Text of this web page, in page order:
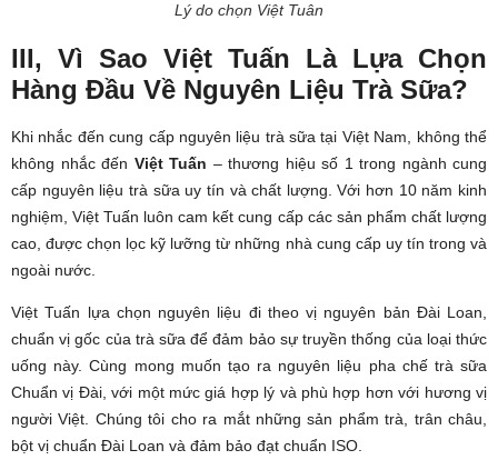
Lý do chọn Việt Tuân
III, Vì Sao Việt Tuấn Là Lựa Chọn
Hàng Đầu Về Nguyên Liệu Trà Sữa?
Khi nhắc đến cung cấp nguyên liệu trà sữa tại Việt Nam, không thể
không nhắc đến Việt Tuấn – thương hiệu số 1 trong ngành cung
cấp nguyên liệu trà sữa uy tín và chất lượng. Với hơn 10 năm kinh
nghiệm, Việt Tuấn luôn cam kết cung cấp các sản phẩm chất lượng
cao, được chọn lọc kỹ lưỡng từ những nhà cung cấp uy tín trong và
ngoài nước.
Việt Tuấn lựa chọn nguyên liệu đi theo vị nguyên bản Đài Loan,
chuẩn vị gốc của trà sữa để đảm bảo sự truyền thống của loại thức
uống này. Cùng mong muốn tạo ra nguyên liệu pha chế trà sữa
Chuẩn vị Đài, với một mức giá hợp lý và phù hợp hơn với hương vị
người Việt. Chúng tôi cho ra mắt những sản phẩm trà, trân châu,
bột vị chuẩn Đài Loan và đảm bảo đạt chuẩn ISO.